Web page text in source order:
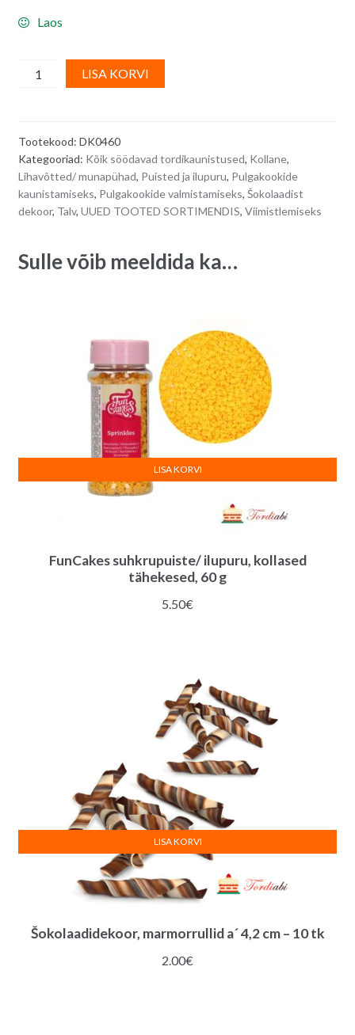
Laos
Kollased
magusad
krõbinad
kaunistuseks
-
100
LISA KORVI
t
e
Tootekood: DK0460
Kategooriad: Kõik söödavad tordikaunistused, Kollane,
Lihavõtted/ munapühad, Puisted ja ilupuru, Pulgakookide
kaunistamiseks, Pulgakookide valmistamiseks, Šokolaadist
dekoor, Talv, UUED TOOTED SORTIMENDIS, Viimistlemiseks
Sulle võib meeldida ka…
FunCakes suhkrupuiste/ ilupuru, kollased
tähekesed, 60 g
5.50€
LISA KORVI
Šokolaadidekoor, marmorrullid a´ 4,2 cm – 10 tk
2.00€
LISA KORVI